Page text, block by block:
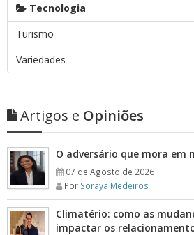
Tecnologia
Turismo
Variedades
Artigos e Opiniões
O adversário que mora em
07 de Agosto de 2026
Por Soraya Medeiros
Climatério: como as
impactar os